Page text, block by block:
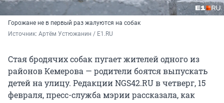
Горожане не в первый раз жалуются на собак
Источник: Артём Устюжанин / E1.RU
Стая бродячих собак пугает жителей одного из
районов Кемерова — родители боятся выпускать
детей на улицу. Редакции NGS42.RU в четверг, 15
февраля, пресс-служба мэрии рассказала, как